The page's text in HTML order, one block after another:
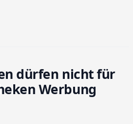
dürfen nicht für
Werbung